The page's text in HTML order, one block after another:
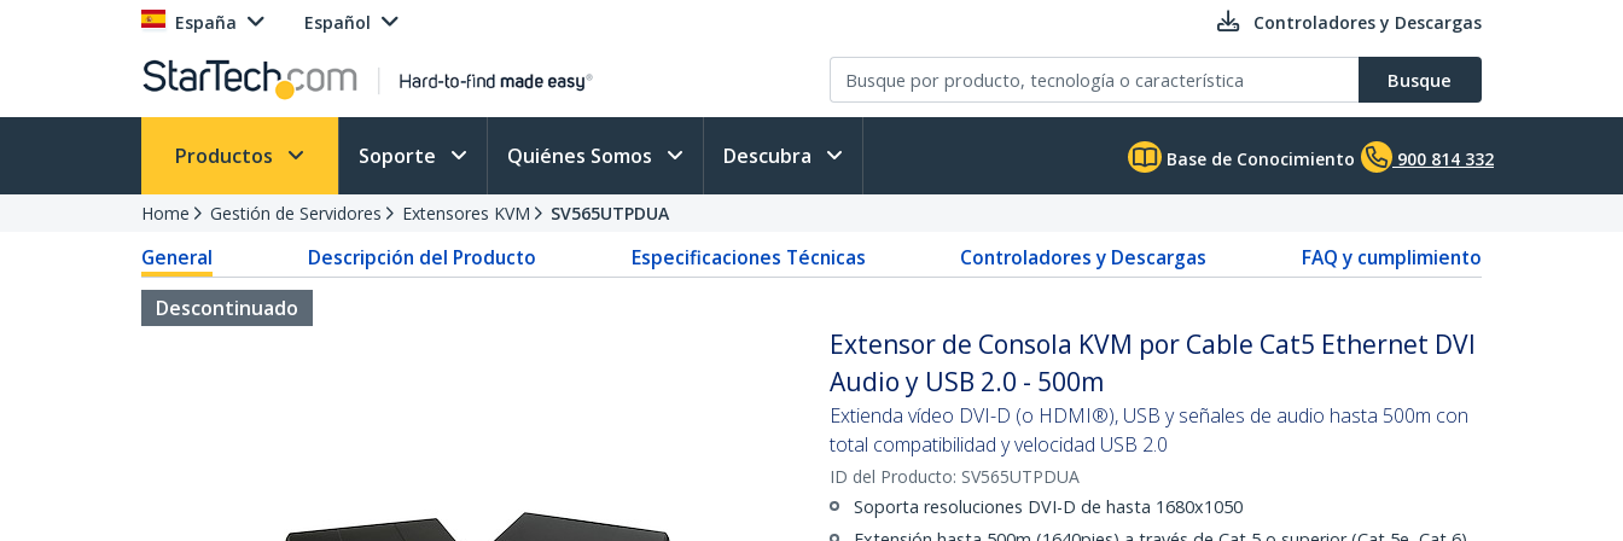
España Español Controladores y Descargas
Busque
Productos Soporte Quiénes Somos Descubra Base de Conocimiento 900 814 332
Home Gestión de Servidores Extensores KVM SV565UTPDUA
General Descripción del Producto Especificaciones Técnicas Controladores y Descargas
FAQ y cumplimiento
Descontinuado
Extensor de Consola KVM por Cable Cat5 Ethernet DVI
Audio y USB 2.0 - 500m
Extienda vídeo DVI-D (o HDMI®), USB y señales de audio hasta 500m con
total compatibilidad y velocidad USB 2.0
ID del Producto: SV565UTPDUA
Soporta resoluciones DVI-D de hasta 1680x1050